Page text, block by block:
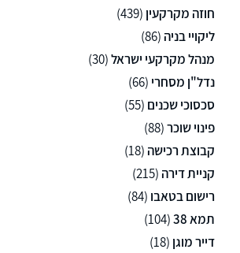
חוזה מקרקעין (439)
ליקויי בניה (86)
מנהל מקרקעי ישראל(30)
נדל"ן מסחרי (66)
סכסוכי שכנים (55)
פינוי שוכר(88)
קבוצת רכישה (18)
קניית דירה (215)
רישום בטאבו (84)
תמא 38
(104)
דייר מוגן (18)